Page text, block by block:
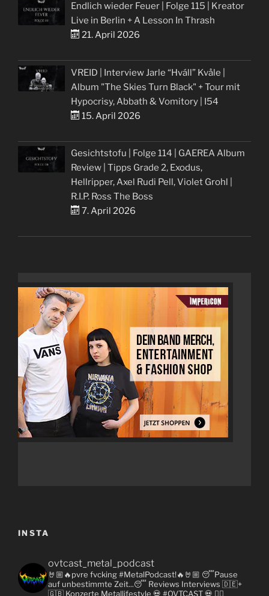
Endlich wieder Feuer | Folge 115 | Kreator
Live in Berlin + A Lesson In Thrash
21. April 2026
VREID | Interview Jarle “Hváll” Kvåle |
Album "The Skies Turn Black" + Tour mit
Hypocrisy, Abbath & Vomitory | I54
15. April 2026
Gesichtstofu | Folge 114 | GAEREA Album
Review | Tipps Grade 2, Exodus,
Hellripper, Axel Rudi Pell, Violet Grohl |
R.I.P. Ross The Boss
7. April 2026
INSTA
ovtcast_metal_podcast
🤘🏼🔥pvre fvcking #MetalPodcast!🔥🤘🏼 😴Pause
auf unbestimmte Zeit...😴 Reviews Interviews 🇩🇪+
🇬🇧 Konzerte Metallifestyle 💀 #OVTCAST 💀 👇🏼